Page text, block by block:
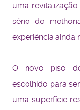
uma
série de
experiência ainda
O novo piso
escolhido para
uma superfície